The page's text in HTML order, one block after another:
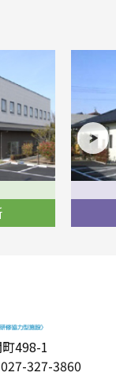
センター
498-1
327-3860